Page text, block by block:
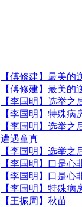
【傅修建】最美的
【傅修建】最美的
【李国明】选举之
【李国明】特殊病
【李国明】选举之
遭遇童真
【李国明】选举之
【李国明】口是心
【李国明】口是心
【李国明】特殊病
【王振周】秋苗